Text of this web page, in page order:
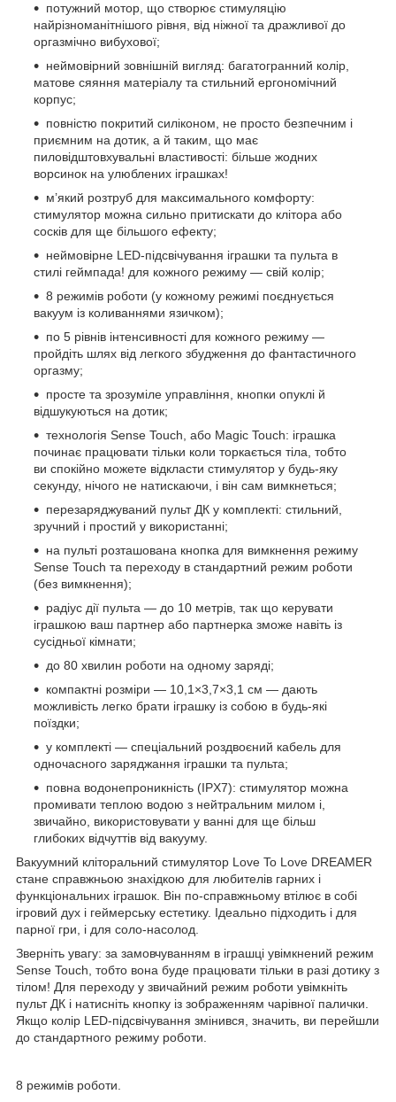
потужний мотор, що створює стимуляцію
найрізноманітнішого рівня, від ніжної та дражливої ​​до
оргазмічно вибухової;
неймовірний зовнішній вигляд: багатогранний колір,
матове сяяння матеріалу та стильний ергономічний
корпус;
повністю покритий силіконом, не просто безпечним і
приємним на дотик, а й таким, що має
пиловідштовхувальні властивості: більше жодних
ворсинок на улюблених іграшках!
м’який розтруб для максимального комфорту:
стимулятор можна сильно притискати до клітора або
сосків для ще більшого ефекту;
неймовірне LED-підсвічування іграшки та пульта в
стилі геймпада! для кожного режиму — свій колір;
8 режимів роботи (у кожному режимі поєднується
вакуум із коливаннями язичком);
по 5 рівнів інтенсивності для кожного режиму —
пройдіть шлях від легкого збудження до фантастичного
оргазму;
просте та зрозуміле управління, кнопки опуклі й
відшукуються на дотик;
технологія Sense Touch, або Magic Touch: іграшка
починає працювати тільки коли торкається тіла, тобто
ви спокійно можете відкласти стимулятор у будь-яку
секунду, нічого не натискаючи, і він сам вимкнеться;
перезаряджуваний пульт ДК у комплекті: стильний,
зручний і простий у використанні;
на пульті розташована кнопка для вимкнення режиму
Sense Touch та переходу в стандартний режим роботи
(без вимкнення);
радіус дії пульта — до 10 метрів, так що керувати
іграшкою ваш партнер або партнерка зможе навіть із
сусідньої кімнати;
до 80 хвилин роботи на одному заряді;
компактні розміри — 10,1×3,7×3,1 см — дають
можливість легко брати іграшку із собою в будь-які
поїздки;
у комплекті — спеціальний роздвоєний кабель для
одночасного заряджання іграшки та пульта;
повна водонепроникність (IPX7): стимулятор можна
промивати теплою водою з нейтральним милом і,
звичайно, використовувати у ванні для ще більш
глибоких відчуттів від вакууму.
Вакуумний кліторальний стимулятор Love To Love DREAMER
стане справжньою знахідкою для любителів гарних і
функціональних іграшок. Він по-справжньому втілює в собі
ігровий дух і геймерську естетику. Ідеально підходить і для
парної гри, і для соло-насолод.
Зверніть увагу: за замовчуванням в іграшці увімкнений режим
Sense Touch, тобто вона буде працювати тільки в разі дотику з
тілом! Для переходу у звичайний режим роботи увімкніть
пульт ДК і натисніть кнопку із зображенням чарівної палички.
Якщо колір LED-підсвічування змінився, значить, ви перейшли
до стандартного режиму роботи.
8 режимів роботи.